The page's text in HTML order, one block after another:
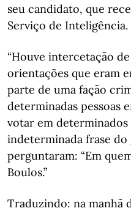
seu candidato, que
Serviço de Inteligência.
“Houve intercetação
orientações que eram
parte de uma fação
determinadas pessoas
votar em determinados
indeterminada frase
perguntaram: “Em
Boulos.”
Traduzindo: na manhã